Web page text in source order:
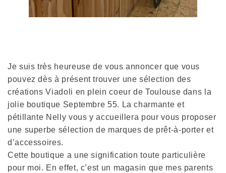
Je suis très heureuse de vous annoncer que vous
pouvez dès à présent trouver une sélection des
créations Viadoli en plein coeur de Toulouse dans la
jolie boutique Septembre 55. La charmante et
pétillante Nelly vous y accueillera pour vous proposer
une superbe sélection de marques de prêt-à-porter et
d’accessoires.
Cette boutique a une signification toute particulière
pour moi. En effet, c’est un magasin que mes parents